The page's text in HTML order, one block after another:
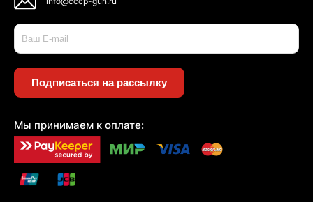
Подписаться на рассылку
Мы принимаем к оплате: